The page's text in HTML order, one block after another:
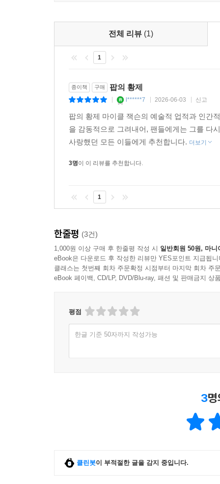
전체 리뷰 (1)
1
종이책 구매 팝의 황제
l******7 2026-06-03 신고
팝의 황제 마이클 잭슨의 예술적 업적과 인간
을 감동적으로 그려내어, 팬들에게는 그를 다
사랑했던 모든 이들에게 추천합니다. 더보기
3명이 이 리뷰를 추천합니다.
1
한줄평 (3건)
1,000원 이상 구매 후 한줄평 작성 시 일반회원 50원, 마니
eBook은 다운로드 후 작성한 리뷰만 YES포인트 지급됩니
클래스는 첫번째 회차 주문확정 시점부터 마지막 회차 주
eBook 페이백, CD/LP, DVD/Blu-ray, 패션 및 판매금지 상
평점
한글 기준 50자까지 작성가능
3
클린봇이 부적절한 글을 감지 중입니다.